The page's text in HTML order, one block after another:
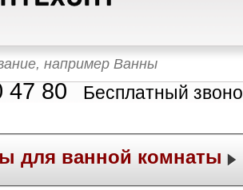
47 80 Бесплатный
для ванной комнаты